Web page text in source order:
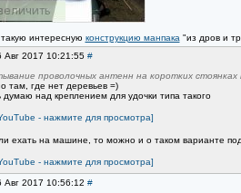
интересную конструкцию манпака "из дров и
Авг 2017 10:21:55 #
проволочных антенн на коротких
там, где нет деревьев =)
думаю над креплением для удочки типа такого
- нажмите для просмотра]
ехать на машине, то можно и о таком варианте
- нажмите для просмотра]
Авг 2017 10:56:12 #